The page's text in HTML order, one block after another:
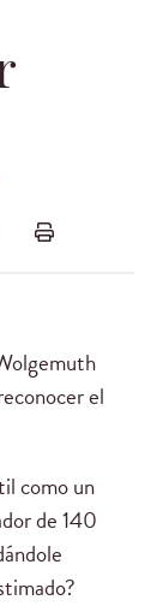
el
como un
de 140